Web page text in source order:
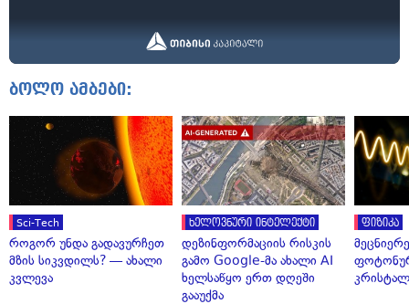
ბოლო ამბები:
Sci-Tech
როგორ უნდა გადავურჩეთ
მზის სიკვდილს? — ახალი
კვლევა
ხელოვნური ინტელექტი
დეზინფორმაციის რისკის
გამო Google-მა ახალი AI
ხელსაწყო ერთ დღეში
გააუქმა
ფიზიკა